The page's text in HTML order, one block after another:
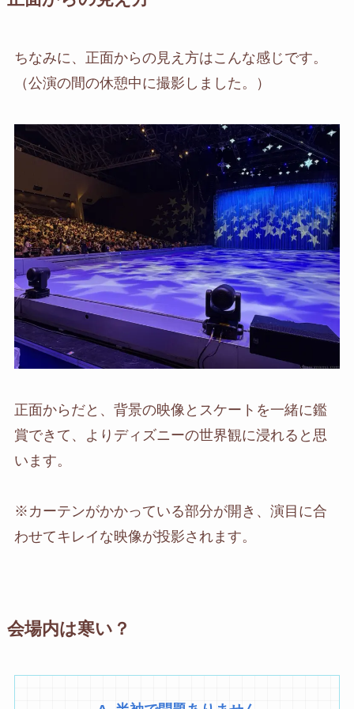
ちなみに、正面からの見え方はこんな感じです。
（公演の間の休憩中に撮影しました。）
正面からだと、背景の映像とスケートを一緒に鑑
賞できて、よりディズニーの世界観に浸れると思
います。
※カーテンがかかっている部分が開き、演目に合
わせてキレイな映像が投影されます。
会場内は寒い？